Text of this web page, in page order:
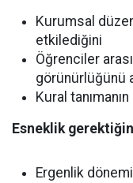
Kurumsal
etkilediğini
Öğrenciler
görünürlüğünü
Kural
Esneklik
Ergenlik